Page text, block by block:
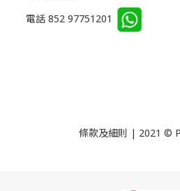
電話 852 97751201
條款及細則 | 2021 ©